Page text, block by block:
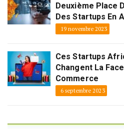
Deuxième Place
Des Startups En
19 novembre 2023
Ces Startups
Changent La
Commerce
6 septembre 2023